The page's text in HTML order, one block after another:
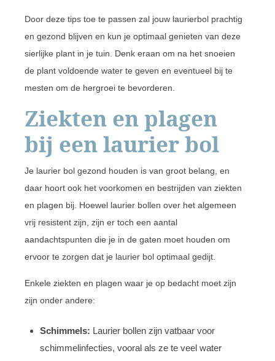
Door deze tips toe te passen zal jouw laurierbol prachtig
en gezond blijven en kun je optimaal genieten van deze
sierlijke plant in je tuin. Denk eraan om na het snoeien
de plant voldoende water te geven en eventueel bij te
mesten om de hergroei te bevorderen.
Ziekten en plagen
bij een laurier bol
Je laurier bol gezond houden is van groot belang, en
daar hoort ook het voorkomen en bestrijden van ziekten
en plagen bij. Hoewel laurier bollen over het algemeen
vrij resistent zijn, zijn er toch een aantal
aandachtspunten die je in de gaten moet houden om
ervoor te zorgen dat je laurier bol optimaal gedijt.
Enkele ziekten en plagen waar je op bedacht moet zijn
zijn onder andere:
Schimmels: Laurier bollen zijn vatbaar voor
schimmelinfecties, vooral als ze te veel water